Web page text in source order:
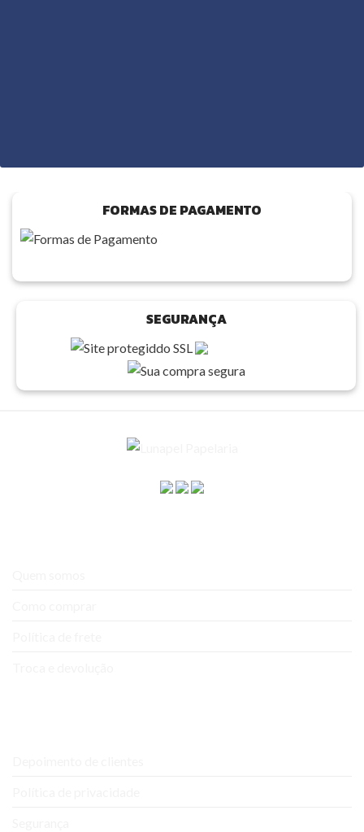
FORMAS DE PAGAMENTO
SEGURANÇA